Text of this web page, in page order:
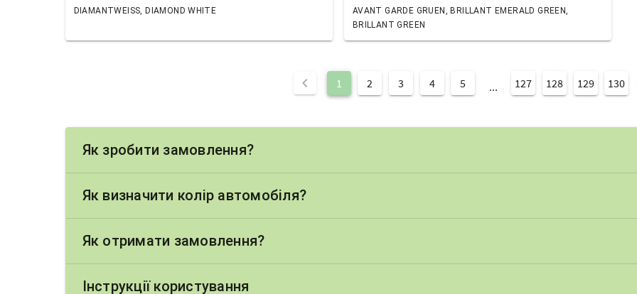
DIAMANTWEISS, DIAMOND WHITE
AVANT GARDE GRUEN, BRILLANT EMERALD GREEN,
BRILLANT GREEN
chevron_left 1 2 3 4 5 ... 127 128 129 130
Як зробити замовлення?
Як визначити колір автомобіля?
Як отримати замовлення?
Інструкції користування